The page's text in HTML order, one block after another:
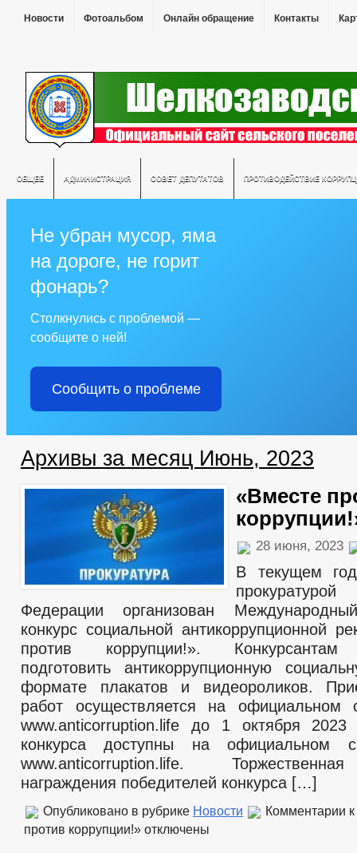
Новости Фотоальбом Онлайн обращение Контакты
ОБЩЕЕ АДМИНИСТРАЦИЯ СОВЕТ ДЕПУТАТОВ ПРОТИВОДЕЙСТВИЕ
Не убран мусор, яма
на дороге, не горит
фонарь?
Столкнулись с проблемой —
сообщите о ней!
Сообщить о проблеме
Архивы за месяц Июнь, 2023
«Вместе
28 июня, 2023
В текущем
Федерации организован
конкурс социальной антикоррупционной
против коррупции!». Конкурсантам
подготовить антикоррупционную
формате плакатов и видеороликов.
работ осуществляется на официальном
www.anticorruption.life до 1 октября
конкурса доступны на официальном
www.anticorruption.life.
награждения победителей конкурса […]
Опубликовано в рубрике Новости Комментарии
против коррупции!» отключены